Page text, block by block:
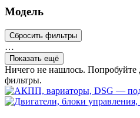
Модель
Сбросить фильтры
…
Показать ещё
Ничего не нашлось. Попробуйте
фильтры.